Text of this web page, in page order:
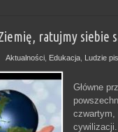
ratujmy siebie
Aktualności, Edukacja, Ludzie
Główne
czwartym,
cywilizacji.